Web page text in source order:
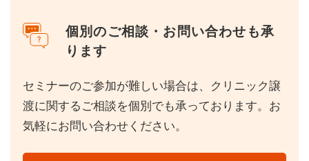
個別のご相談・お問い合わせも承
ります
セミナーのご参加が難しい場合は、クリニック譲
渡に関するご相談を個別でも承っております。お
気軽にお問い合わせください。